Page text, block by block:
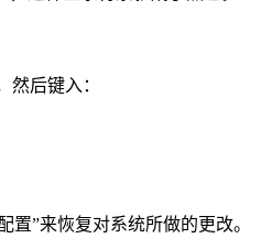
然后键入：
”来恢复对系统所做的更改。